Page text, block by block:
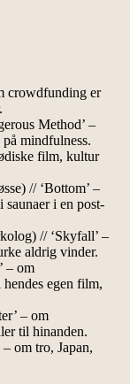
crowdfunding er
Method’ –
mindfulness.
film, kultur
// ‘Bottom’ –
saunaer i en post-
// ‘Skyfall’ –
aldrig vinder.
’ – om
egen film,
– om
til hinanden.
– om tro, Japan,